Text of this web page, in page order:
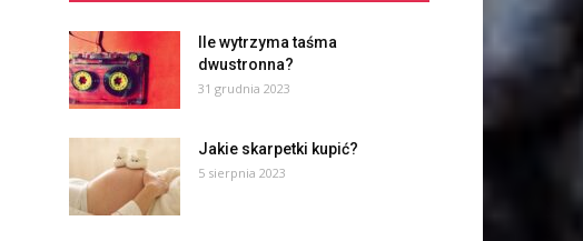
Ile wytrzyma taśma
dwustronna?
31 grudnia 2023
Jakie skarpetki kupić?
5 sierpnia 2023